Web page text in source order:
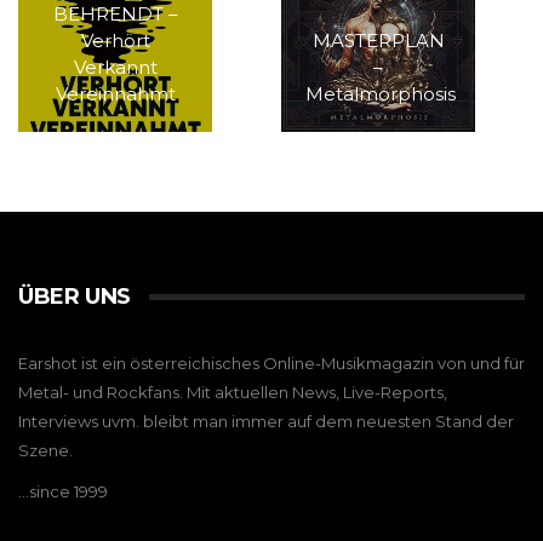
BEHRENDT –
Verhört
Verkannt
Vereinnahmt
MASTERPLAN
–
Metalmorphosis
ÜBER UNS
Earshot ist ein österreichisches Online-Musikmagazin von und für
Metal- und Rockfans. Mit aktuellen News, Live-Reports,
Interviews uvm. bleibt man immer auf dem neuesten Stand der
Szene.
…since 1999